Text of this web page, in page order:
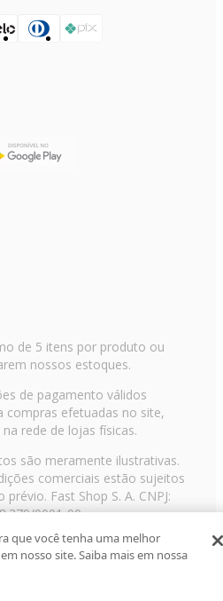
de 5 itens por produto ou
nossos estoques.
de pagamento válidos
compras efetuadas no site,
rede de lojas físicas.
são meramente ilustrativas.
comerciais estão sujeitos
Fast Shop S. A. CNPJ:
0001-00
sobreloja, Carandiru, São
Telefone: 11 3003-3728 ©
os direitos reservados
que você tenha uma melhor
nosso site. Saiba mais em nossa